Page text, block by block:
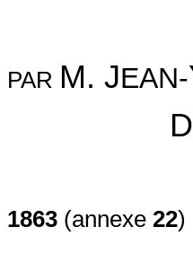
PAR M. JEAN-
1863 (annexe 22)